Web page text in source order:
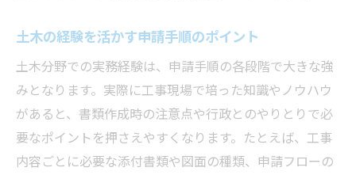
土木の経験を活かす申請手順のポイント
土木分野での実務経験は、申請手順の各段階で大きな強
みとなります。実際に工事現場で培った知識やノウハウ
があると、書類作成時の注意点や行政とのやりとりで必
要なポイントを押さえやすくなります。たとえば、工事
内容ごとに必要な添付書類や図面の種類、申請フローの